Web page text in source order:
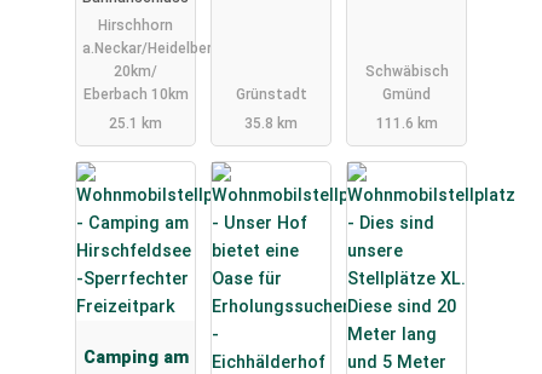
Hirschhorn
a.Neckar/Heidelberg
20km/
Eberbach 10km
25.1 km
Grünstadt
35.8 km
Schwäbisch
Gmünd
111.6 km
Camping am